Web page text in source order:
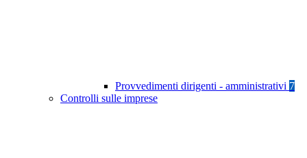
Provvedimenti dirigenti - amministrativi 7
Controlli sulle imprese